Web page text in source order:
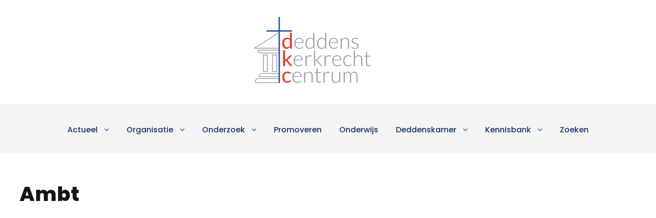
Actueel Organisatie Onderzoek Promoveren Onderwijs Deddenskamer Kennisbank Zoeken
Ambt